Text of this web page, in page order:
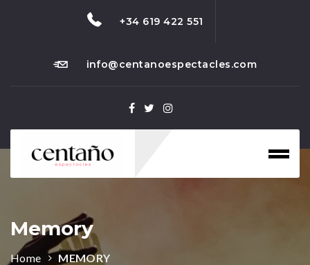
+34 619 422 551
info@centanoespectacles.com
Memory
Home MEMORY